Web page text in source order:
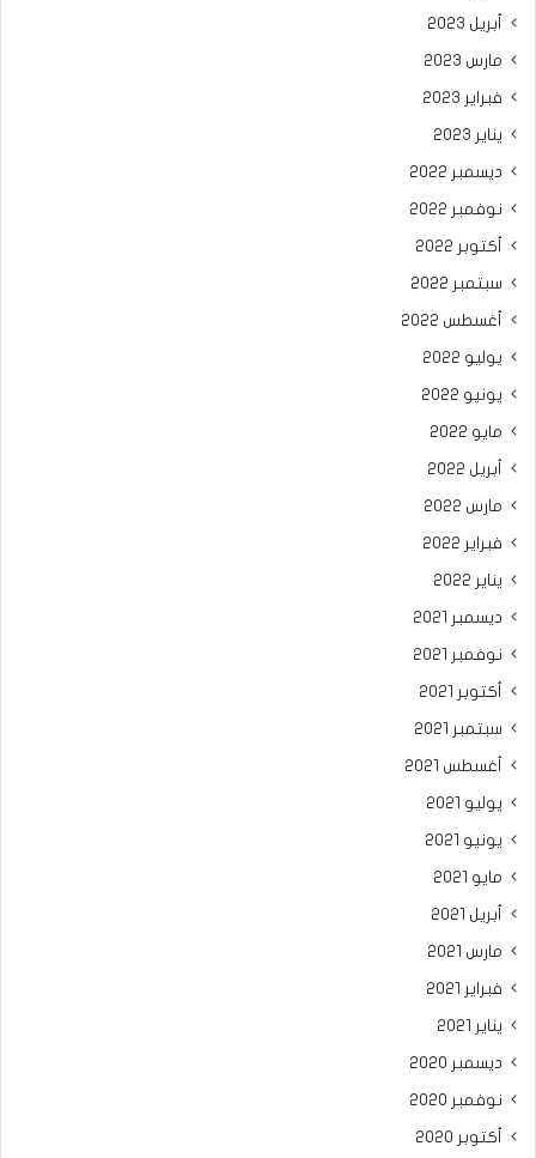
أبريل 2023
مارس 2023
فبراير 2023
يناير 2023
ديسمبر 2022
نوفمبر 2022
أكتوبر 2022
سبتمبر 2022
أغسطس 2022
يوليو 2022
يونيو 2022
مايو 2022
أبريل 2022
مارس 2022
فبراير 2022
يناير 2022
ديسمبر 2021
نوفمبر 2021
أكتوبر 2021
سبتمبر 2021
أغسطس 2021
يوليو 2021
يونيو 2021
مايو 2021
أبريل 2021
مارس 2021
فبراير 2021
يناير 2021
ديسمبر 2020
نوفمبر 2020
أكتوبر 2020